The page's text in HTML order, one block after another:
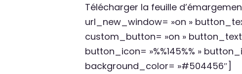
Télécharger la feuille
url_new_window= »on »
custom_button= »on »
button_icon= »%%145%% »
background_color= »#504456″]